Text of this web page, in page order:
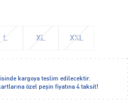
L XL XXL
kargoya teslim edilecektir.
özel peşin fiyatına 4 taksit!